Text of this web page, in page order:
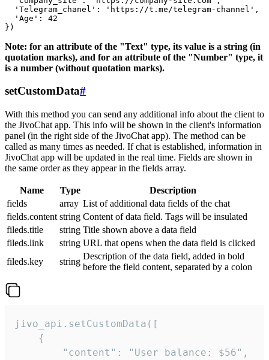
  'Telegram_chanel': 'https://t.me/telegram-channel',
  'Age': 42
Note: for an attribute of the "Text" type, its value is a string (in
quotation marks), and for an attribute of the "Number" type, it
is a number (without quotation marks).
setCustomData#
With this method you can send any additional info about the client to
the JivoChat app. This info will be shown in the client's information
panel (in the right side of the JivoChat app). The method can be
called as many times as needed. If chat is established, information in
JivoChat app will be updated in the real time. Fields are shown in
the same order as they appear in the fields array.
Name Type
Description
fields
array List of additional data fields of the chat
fields.content string Content of data field. Tags will be insulated
fileds.title
string Title shown above a data field
fileds.link
string URL that opens when the data field is clicked
fileds.key
string
Description of the data field, added in bold
before the field content, separated by a colon
jivo_api.setCustomData([
    {
        "content": "User balance: $56",